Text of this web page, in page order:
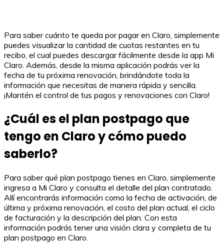
Para saber cuánto te queda por pagar en Claro, simplemente
puedes visualizar la cantidad de cuotas restantes en tu
recibo, el cual puedes descargar fácilmente desde la app Mi
Claro. Además, desde la misma aplicación podrás ver la
fecha de tu próxima renovación, brindándote toda la
información que necesitas de manera rápida y sencilla.
¡Mantén el control de tus pagos y renovaciones con Claro!
¿Cuál es el plan postpago que
tengo en Claro y cómo puedo
saberlo?
Para saber qué plan postpago tienes en Claro, simplemente
ingresa a Mi Claro y consulta el detalle del plan contratado.
Allí encontrarás información como la fecha de activación, de
última y próxima renovación, el costo del plan actual, el ciclo
de facturación y la descripción del plan. Con esta
información podrás tener una visión clara y completa de tu
plan postpago en Claro.